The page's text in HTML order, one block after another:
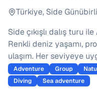
Türkiye, Side
Side çıkışlı dalış turu
Renkli deniz yaşamı,
ulaşım. Her seviyeye
Adventure Group
Diving
Sea adventure